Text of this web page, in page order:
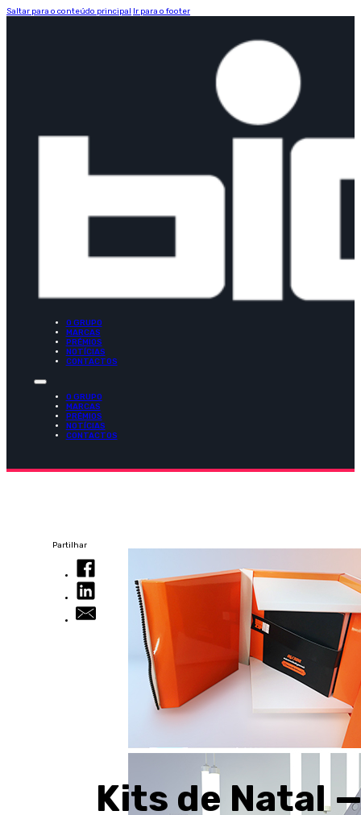
Saltar para o conteúdo principal Ir para o footer
O GRUPO
MARCAS
PRÉMIOS
NOTÍCIAS
CONTACTOS
O GRUPO
MARCAS
PRÉMIOS
NOTÍCIAS
CONTACTOS
Partilhar
Kits de Natal